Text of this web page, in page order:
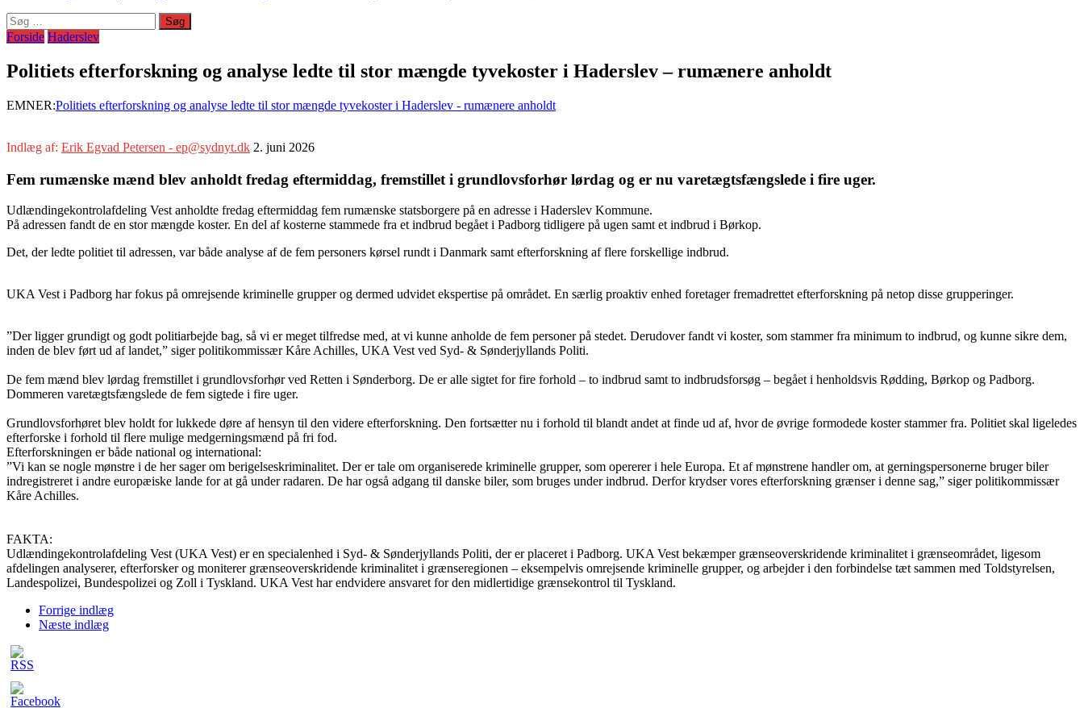
Søg
efter:
Forside Haderslev
Politiets efterforskning og analyse ledte til stor mængde tyvekoster i Haderslev – rumænere anholdt
EMNER:Politiets efterforskning og analyse ledte til stor mængde tyvekoster i Haderslev - rumænere anholdt
Indlæg af: Erik Egvad Petersen - ep@sydnyt.dk 2. juni 2026
Fem rumænske mænd blev anholdt fredag eftermiddag, fremstillet i grundlovsforhør lørdag og er nu varetægtsfængslede i fire uger.
Udlændingekontrolafdeling Vest anholdte fredag eftermiddag fem rumænske statsborgere på en adresse i Haderslev Kommune.
På adressen fandt de en stor mængde koster. En del af kosterne stammede fra et indbrud begået i Padborg tidligere på ugen samt et indbrud i Børkop.
Det, der ledte politiet til adressen, var både analyse af de fem personers kørsel rundt i Danmark samt efterforskning af flere forskellige indbrud.
UKA Vest i Padborg har fokus på omrejsende kriminelle grupper og dermed udvidet ekspertise på området. En særlig proaktiv enhed foretager fremadrettet efterforskning på netop disse grupperinger.
”Der ligger grundigt og godt politiarbejde bag, så vi er meget tilfredse med, at vi kunne anholde de fem personer på stedet. Derudover fandt vi koster, som stammer fra minimum to indbrud, og kunne sikre dem,
inden de blev ført ud af landet,” siger politikommissær Kåre Achilles, UKA Vest ved Syd- & Sønderjyllands Politi.
De fem mænd blev lørdag fremstillet i grundlovsforhør ved Retten i Sønderborg. De er alle sigtet for fire forhold – to indbrud samt to indbrudsforsøg – begået i henholdsvis Rødding, Børkop og Padborg.
Dommeren varetægtsfængslede de fem sigtede i fire uger.
Grundlovsforhøret blev holdt for lukkede døre af hensyn til den videre efterforskning. Den fortsætter nu i forhold til blandt andet at finde ud af, hvor de øvrige formodede koster stammer fra. Politiet skal ligeledes
efterforske i forhold til flere mulige medgerningsmænd på fri fod.
Efterforskningen er både national og international:
”Vi kan se nogle mønstre i de her sager om berigelseskriminalitet. Der er tale om organiserede kriminelle grupper, som opererer i hele Europa. Et af mønstrene handler om, at gerningspersonerne bruger biler
indregistreret i andre europæiske lande for at gå under radaren. De har også adgang til danske biler, som bruges under indbrud. Derfor krydser vores efterforskning grænser i denne sag,” siger politikommissær
Kåre Achilles.
FAKTA:
Udlændingekontrolafdeling Vest (UKA Vest) er en specialenhed i Syd- & Sønderjyllands Politi, der er placeret i Padborg. UKA Vest bekæmper grænseoverskridende kriminalitet i grænseområdet, ligesom
afdelingen analyserer, efterforsker og moniterer grænseoverskridende kriminalitet i grænseregionen – eksempelvis omrejsende kriminelle grupper, og arbejder i den forbindelse tæt sammen med Toldstyrelsen,
Landespolizei, Bundespolizei og Zoll i Tyskland. UKA Vest har endvidere ansvaret for den midlertidige grænsekontrol til Tyskland.
Forrige indlæg
Næste indlæg